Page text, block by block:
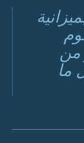
من
ما